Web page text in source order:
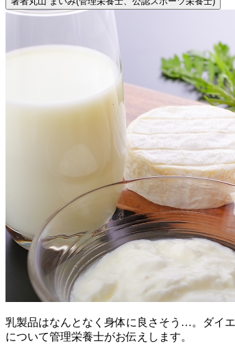
乳製品はなんとなく身体に良さそう…。ダイ
について管理栄養士がお伝えします。